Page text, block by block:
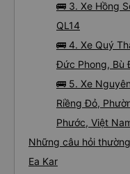
🚌 3. Xe Hồng
QL14
🚌 4. Xe Quý
Đức Phong, Bù
🚌 5. Xe
Riềng Đỏ,
Phước, Việt
Những câu hỏi
Ea Kar